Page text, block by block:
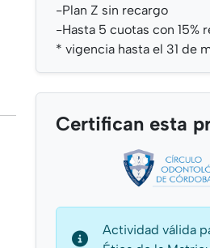
-Plan Z sin recargo
-Hasta 5 cuotas con 15%
* vigencia hasta el 31 de
Certifican esta
Actividad válida